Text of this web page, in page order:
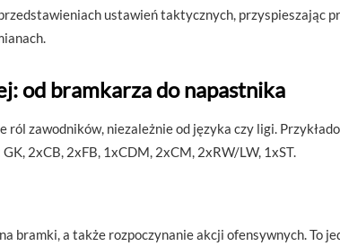
ustawień taktycznych, przyspieszając
od bramkarza do napastnika
zawodników, niezależnie od języka czy ligi.
2xCB, 2xFB, 1xCDM, 2xCM, 2xRW/LW, 1xST.
bramki, a także rozpoczynanie akcji ofensywnych. To